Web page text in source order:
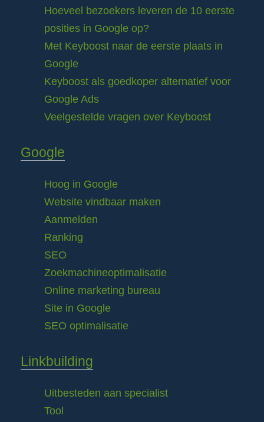
Hoeveel bezoekers leveren de 10 eerste
posities in Google op?
Met Keyboost naar de eerste plaats in
Google
Keyboost als goedkoper alternatief voor
Google Ads
Veelgestelde vragen over Keyboost
Google
Hoog in Google
Website vindbaar maken
Aanmelden
Ranking
SEO
Zoekmachineoptimalisatie
Online marketing bureau
Site in Google
SEO optimalisatie
Linkbuilding
Uitbesteden aan specialist
Tool